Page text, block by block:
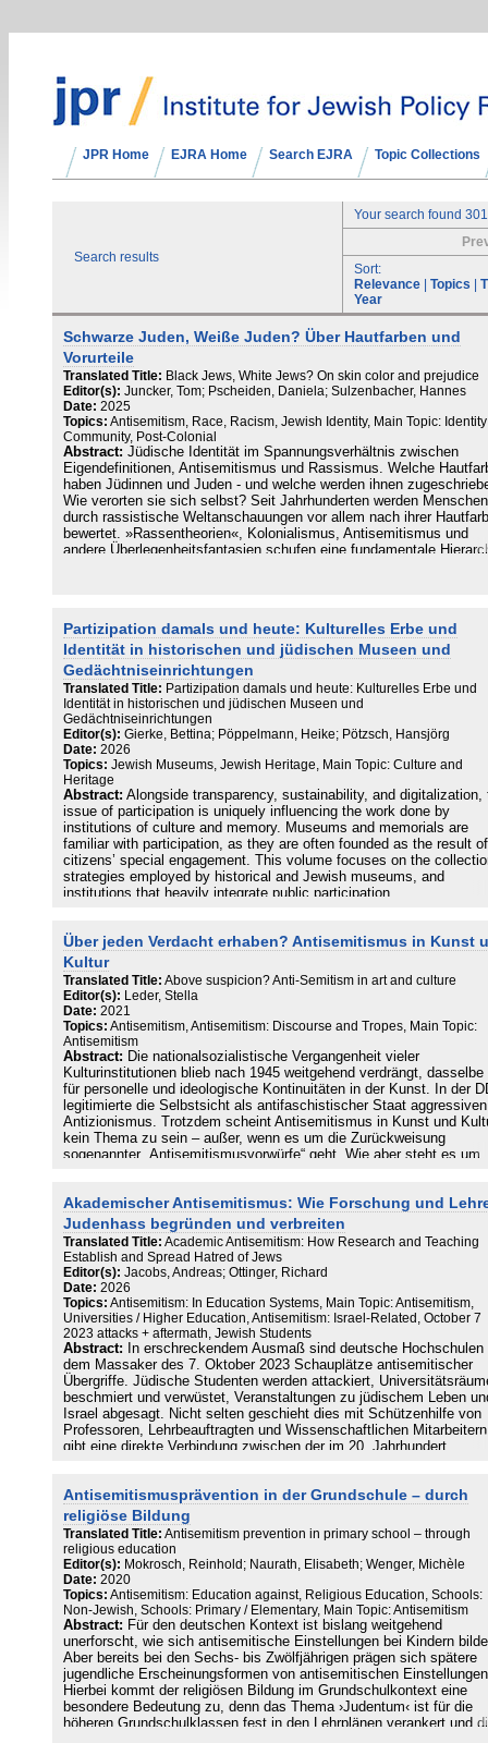
JPR Home EJRA Home Search EJRA Topic Collections
Search results
Your search found
Sort:
Relevance
Topics
Year
Schwarze Juden, Weiße Juden? Über Hautfarben und
Vorurteile
Translated Title: Black Jews, White Jews? On skin color and prejudice
Editor(s): Juncker, Tom; Pscheiden, Daniela; Sulzenbacher, Hannes
Date: 2025
Topics: Antisemitism, Race, Racism, Jewish Identity, Main Topic:
Community, Post-Colonial
Abstract: Jüdische Identität im Spannungsverhältnis zwischen
Eigendefinitionen, Antisemitismus und Rassismus. Welche
haben Jüdinnen und Juden - und welche werden ihnen
Wie verorten sie sich selbst? Seit Jahrhunderten werden Menschen
durch rassistische Weltanschauungen vor allem nach ihrer
bewertet. »Rassentheorien«, Kolonialismus, Antisemitismus und
andere Überlegenheitsfantasien schufen eine fundamentale
als historische und soziale Konstruktion und weniger als
Kategorie. Gerade die jüngste Eskalation des Nahost-Konflikts
zur Verfestigung des Stereotyps von Juden als Weiße
die eine »nicht-Weiße«, indigene Bevölkerung unterdrücken. Dafür
ausgeblendet, dass Jüdinnen und Juden - nicht zuletzt aufgrund
Tatsache, dass ihre Geschichte von Migration, Vertreibung, und
voran von der Schoa geprägt ist - auf allen Kontinenten präsent
und sind. Sind Jüdinnen und Juden nun aber Weiß, »nicht-Weiß«
Schwarz? Die verschiedenen Antworten und ihre weitreichenden
bekräftigen die Aktualität und Dringlichkeit dieser Publikation.
Partizipation damals und heute: Kulturelles Erbe und
Identität in historischen und jüdischen Museen und
Gedächtniseinrichtungen
Translated Title: Partizipation damals und heute: Kulturelles Erbe und
Identität in historischen und jüdischen Museen und
Gedächtniseinrichtungen
Editor(s): Gierke, Bettina; Pöppelmann, Heike; Pötzsch, Hansjörg
Date: 2026
Topics: Jewish Museums, Jewish Heritage, Main Topic: Culture and
Heritage
Abstract: Alongside transparency, sustainability, and digitalization,
issue of participation is uniquely influencing the work done by
institutions of culture and memory. Museums and memorials are
familiar with participation, as they are often founded as the result of
citizens’ special engagement. This volume focuses on the
strategies employed by historical and Jewish museums, and
institutions that heavily integrate public participation.
Über jeden Verdacht erhaben? Antisemitismus in Kunst
Kultur
Translated Title: Above suspicion? Anti-Semitism in art and culture
Editor(s): Leder, Stella
Date: 2021
Topics: Antisemitism, Antisemitism: Discourse and Tropes, Main Topic:
Antisemitism
Abstract: Die nationalsozialistische Vergangenheit vieler
Kulturinstitutionen blieb nach 1945 weitgehend verdrängt, dasselbe
für personelle und ideologische Kontinuitäten in der Kunst. In der
legitimierte die Selbstsicht als antifaschistischer Staat aggressiven
Antizionismus. Trotzdem scheint Antisemitismus in Kunst und
kein Thema zu sein – außer, wenn es um die Zurückweisung
sogenannter „Antisemitismusvorwürfe“ geht. Wie aber steht es um
widmen sich die Autor*innen des Bandes dem Themenfeld
Antisemitismus in Kunst und Kultur sowie den Leerstellen in der
Auseinandersetzung mit dem Nationalsozialismus in diesem Feld.
Literarische Texte geben einen Einblick in die Alltäglichkeit von
Antisemitismus, hinterfragen die Erinnerungskultur und
das große Potenzial künstlerischer Zugänge zu diesen Themen.
Akademischer Antisemitismus: Wie Forschung und
Judenhass begründen und verbreiten
Translated Title: Academic Antisemitism: How Research and Teaching
Establish and Spread Hatred of Jews
Editor(s): Jacobs, Andreas; Ottinger, Richard
Date: 2026
Topics: Antisemitism: In Education Systems, Main Topic: Antisemitism,
Universities / Higher Education, Antisemitism: Israel-Related, October 7
2023 attacks + aftermath, Jewish Students
Abstract:
In erschreckendem Ausmaß sind deutsche Hochschulen
dem Massaker des 7. Oktober 2023 Schauplätze antisemitischer
Übergriffe. Jüdische Studenten werden attackiert,
beschmiert und verwüstet, Veranstaltungen zu jüdischem Leben
Israel abgesagt. Nicht selten geschieht dies mit Schützenhilfe von
Professoren, Lehrbeauftragten und Wissenschaftlichen
gibt eine direkte Verbindung zwischen der im 20. Jahrhundert
Dieser „akademische“ Antisemitismus zeichnet sich vorrangig
Judenhass und antisemitische Israelkritik unter dem Deckmantel
rationaler Analyse und wissenschaftlichen Auftretens aus. Er bildet
theoretischen Begründungsrahmen für antisemitischen Aktivismus
Israelfeindschaft. Dieser Sammelband beleuchtet die aktuellen
Debatten u. a. im Postkolonialismus, in den Genderstudien, den
Orientwissenschaften, den Genozidwissenschaften und dem
Völkerrecht.
Antisemitismusprävention in der Grundschule – durch
religiöse Bildung
Translated Title: Antisemitism prevention in primary school – through
religious education
Editor(s): Mokrosch, Reinhold; Naurath, Elisabeth; Wenger, Michèle
Date: 2020
Topics: Antisemitism: Education against, Religious Education, Schools:
Non-Jewish, Schools: Primary / Elementary, Main Topic: Antisemitism
Abstract: Für den deutschen Kontext ist bislang weitgehend
unerforscht, wie sich antisemitische Einstellungen bei Kindern
Aber bereits bei den Sechs- bis Zwölfjährigen prägen sich spätere
jugendliche Erscheinungsformen von antisemitischen
Hierbei kommt der religiösen Bildung im Grundschulkontext eine
besondere Bedeutung zu, denn das Thema ›Judentum‹ ist für die
höheren Grundschulklassen fest in den Lehrplänen verankert und